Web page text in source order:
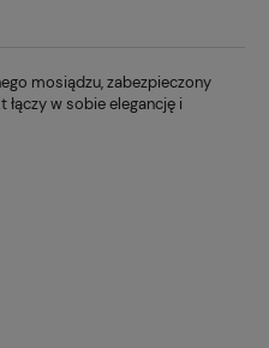
mosiądzu, zabezpieczony
w sobie elegancję i